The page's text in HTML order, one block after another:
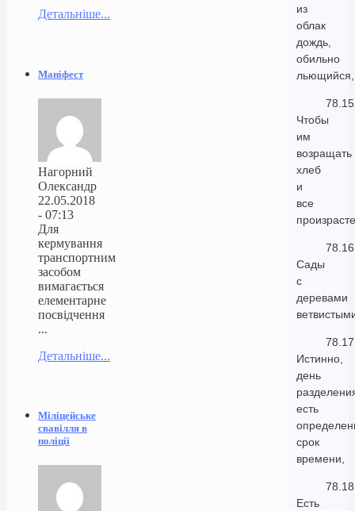
из
облак
дождь,
обильно
льющийся,
78.15
Чтобы
им
возращать
хлеб
и
все
78.16
Сады
с
деревами
78.17
Истинно,
день
есть
срок
времени,
78.18
Есть
Детальніше...
Маніфест
Нагорний
Олександр
22.05.2018
- 07:13
Для
кермування
транспортним
засобом
вимагається
елементарне
посвідчення
...
Детальніше...
Міліцейське
свавілля в
поліції